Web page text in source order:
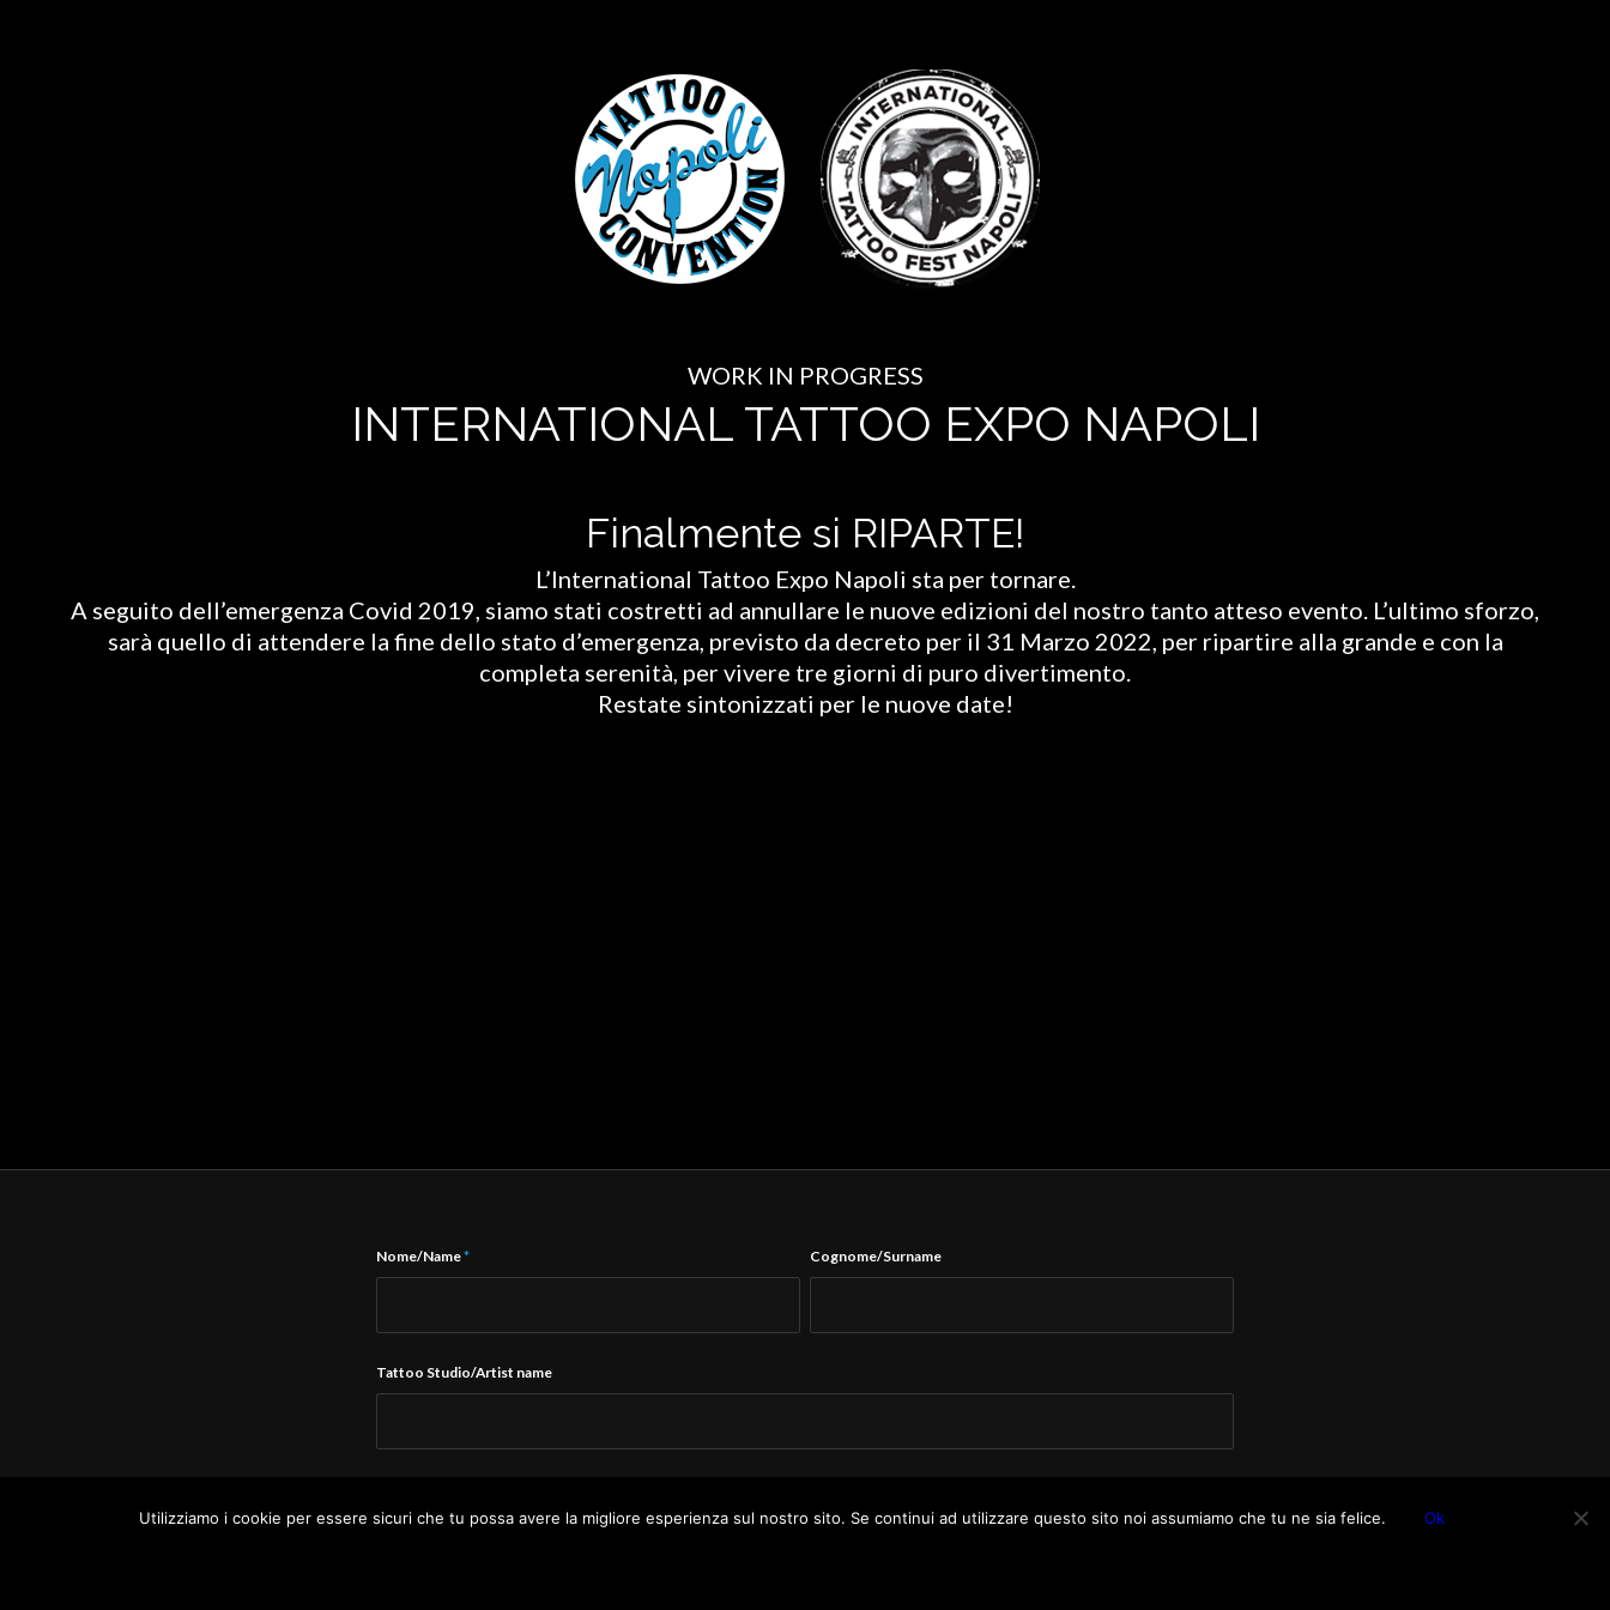
WORK IN PROGRESS
INTERNATIONAL TATTOO EXPO NAPOLI
Finalmente si RIPARTE!
L’International Tattoo Expo Napoli sta per tornare.
A seguito dell’emergenza Covid 2019, siamo stati costretti ad annullare le nuove edizioni del nostro tanto atteso evento. L’ultimo sforzo,
sarà quello di attendere la fine dello stato d’emergenza, previsto da decreto per il 31 Marzo 2022, per ripartire alla grande e con la
completa serenità, per vivere tre giorni di puro divertimento.
Restate sintonizzati per le nuove date!
Nome/Name* Cognome/Surname
Tattoo Studio/Artist name
Utilizziamo i cookie per essere sicuri che tu possa avere la migliore esperienza sul nostro sito. Se continui ad utilizzare questo sito noi assumiamo che tu ne sia felice. Ok